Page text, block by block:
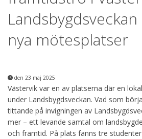
nya mötesplatser
den 23 maj 2025
Västervik var en av platserna där en
under Landsbygdsveckan. Vad som
tittande på invigningen av
mer – ett levande samtal om
och framtid. På plats fanns tre